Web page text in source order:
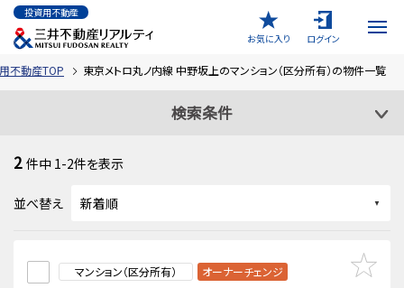
投資用不動産
お気に入り
ログイン
不動産TOP 東京メトロ丸ノ内線 中野坂上のマンション（区分所有）の物件一覧
検索条件
2 件中 1-2件を表示
並べ替え
マンション（区分所有） オーナーチェンジ